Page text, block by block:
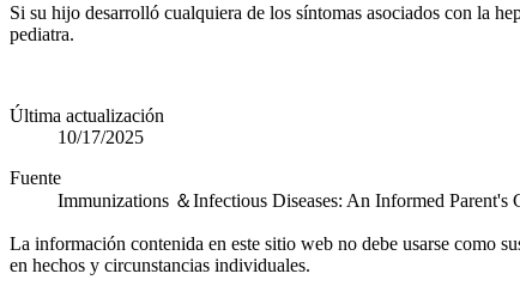
Si su hijo desarrolló cualquiera de los síntomas asociados con la
pediatra.
Última actualización
10/17/2025
Fuente
Immunizations ＆Infectious Diseases: An Informed
La información contenida en este sitio web no debe usarse como
en hechos y circunstancias individuales.